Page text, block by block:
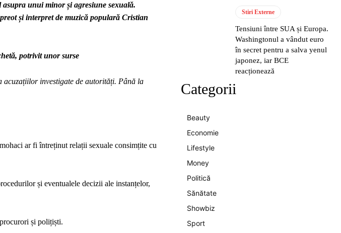
unui minor și agresiune sexuală.
și interpret de muzică populară Cristian
potrivit unor surse
acuzațiilor investigate de autorități. Până la
ar fi întreținut relații sexuale consimțite cu
și eventualele decizii ale instanțelor,
și polițiști.
Stiri Externe
Tensiuni între SUA și Europa.
Washingtonul a vândut euro
în secret pentru a salva yenul
japonez, iar BCE
reacționează
Categorii
Beauty
Economie
Lifestyle
Money
Politică
Sănătate
Showbiz
Sport